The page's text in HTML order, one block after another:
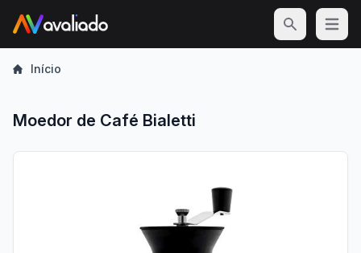
Open
Início
Moedor de Café Bialetti